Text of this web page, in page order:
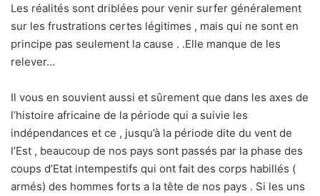
Les réalités sont driblées pour venir surfer généralement
sur les frustrations certes légitimes , mais qui ne sont en
principe pas seulement la cause . .Elle manque de les
relever…
Il vous en souvient aussi et sûrement que dans les axes de
l’histoire africaine de la période qui a suivie les
indépendances et ce , jusqu’à la période dite du vent de
l’Est , beaucoup de nos pays sont passés par la phase des
coups d’Etat intempestifs qui ont fait des corps habillés (
armés) des hommes forts a la tête de nos pays . Si les uns